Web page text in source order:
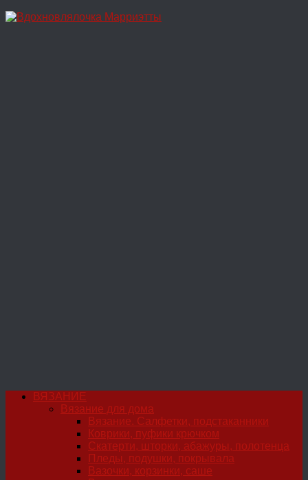
Перейти
ВЯЗАНИЕ
Вязание для дома
Вязание. Салфетки, подстаканники
Коврики, пуфики крючком
Скатерти, шторки, абажуры, полотенца
Пледы, подушки, покрывала
Вазочки, корзинки, саше